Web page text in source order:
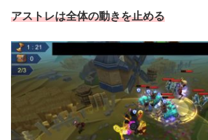
アストレは全体の動きを止める